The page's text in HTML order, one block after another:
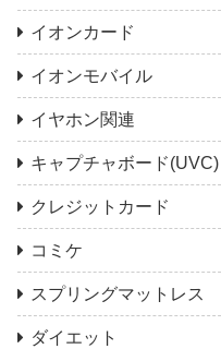
イオンカード
イオンモバイル
イヤホン関連
キャプチャボード(UVC)
クレジットカード
コミケ
スプリングマットレス
ダイエット